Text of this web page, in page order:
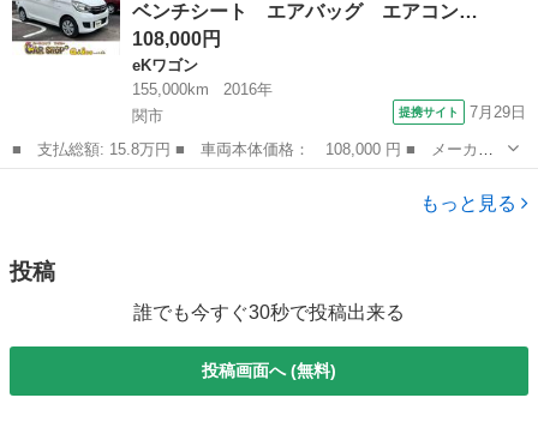
ラウンド...
ベンチシート エアバッグ エアコン…
108,000円
eKワゴン
155,000km
2016年
関市
提携サイト 7月29日
■ 支払総額: 15.8万円 ■ 車両本体価格： 108,000 円 ■ メーカー
名： 三菱 ■ 車種名： ｅＫワゴン ■ グレード名： Ｅ ナビ
インパネＣＶＴ ベンチシート エアバッグ エアコン パワステ
もっと見る
投稿
誰でも今すぐ30秒で投稿出来る
投稿画面へ (無料)